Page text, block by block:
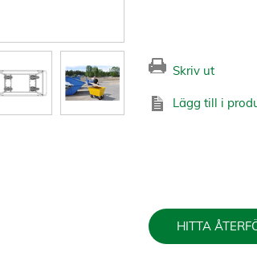
Skriv ut
Lägg till i
HITTA